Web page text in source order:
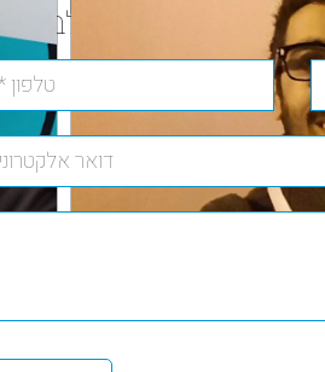
בטלפון? לבוא לבקר?